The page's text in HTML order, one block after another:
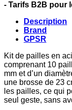
- Tarifs B2B pour
Description
Brand
GPSR
Kit de pailles en
comprenant 10
mm et d’un
une brosse de 23
les pailles, ce qui
seul geste, sans